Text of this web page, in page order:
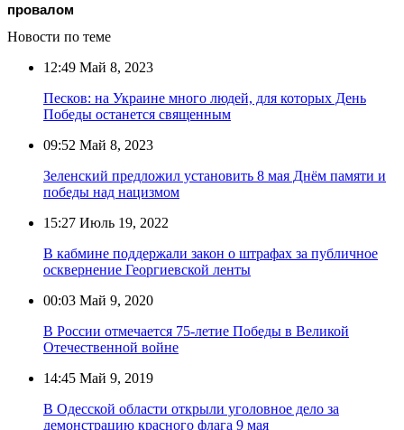
провалом
Новости по теме
12:49 Май 8, 2023
Песков: на Украине много людей, для которых День
Победы останется священным
09:52 Май 8, 2023
Зеленский предложил установить 8 мая Днём памяти и
победы над нацизмом
15:27 Июль 19, 2022
В кабмине поддержали закон о штрафах за публичное
осквернение Георгиевской ленты
00:03 Май 9, 2020
В России отмечается 75-летие Победы в Великой
Отечественной войне
14:45 Май 9, 2019
В Одесской области открыли уголовное дело за
демонстрацию красного флага 9 мая